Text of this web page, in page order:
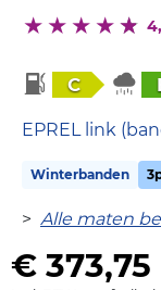
C
EPREL link
Winterbanden
> Alle maten
€ 373,75